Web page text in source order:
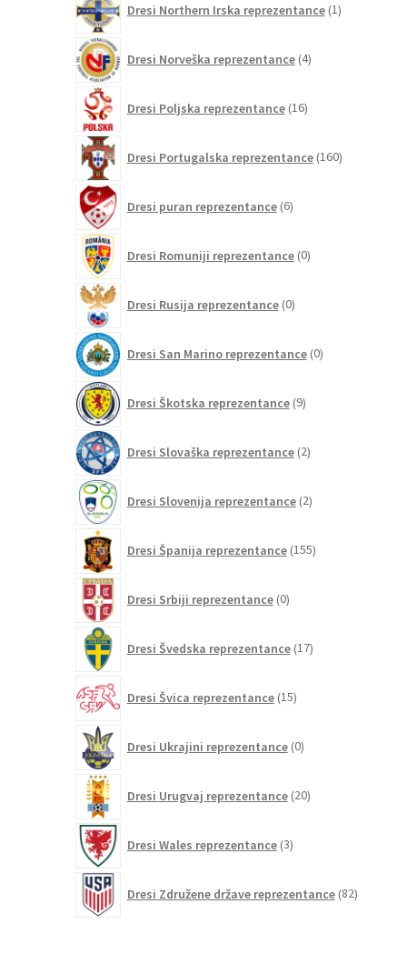
Dresi Northern Irska reprezentance 1izdelek
Dresi Norveška reprezentance 4izdelki
Dresi Poljska reprezentance 16izdelkov
Dresi Portugalska reprezentance 160izdelkov
Dresi puran reprezentance 6izdelkov
Dresi Romuniji reprezentance 0izdelkov
Dresi Rusija reprezentance 0izdelkov
Dresi San Marino reprezentance 0izdelkov
Dresi Škotska reprezentance 9izdelkov
Dresi Slovaška reprezentance 2izdelka
Dresi Slovenija reprezentance 2izdelka
Dresi Španija reprezentance 155izdelkov
Dresi Srbiji reprezentance 0izdelkov
Dresi Švedska reprezentance 17izdelkov
Dresi Švica reprezentance 15izdelkov
Dresi Ukrajini reprezentance 0izdelkov
Dresi Urugvaj reprezentance 20izdelkov
Dresi Wales reprezentance 3izdelki
Dresi Združene države reprezentance 82izdelkov